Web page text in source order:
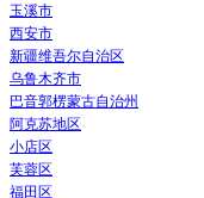
玉溪市
西安市
新疆维吾尔自治区
乌鲁木齐市
巴音郭楞蒙古自治州
阿克苏地区
小店区
芙蓉区
福田区